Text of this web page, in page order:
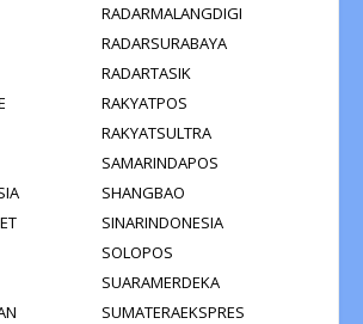
RADARMALANGDIGI
RADARSURABAYA
RADARTASIK
RAKYATPOS
RAKYATSULTRA
SAMARINDAPOS
SHANGBAO
SINARINDONESIA
SOLOPOS
SUARAMERDEKA
SUMATERAEKSPRES